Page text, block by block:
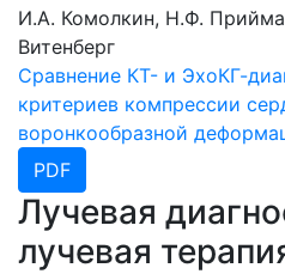
И.А. Комолкин, Н.Ф.
Витенберг
Сравнение КТ- и ЭхоКГ-
критериев компрессии
воронкообразной
PDF
Лучевая
лучевая